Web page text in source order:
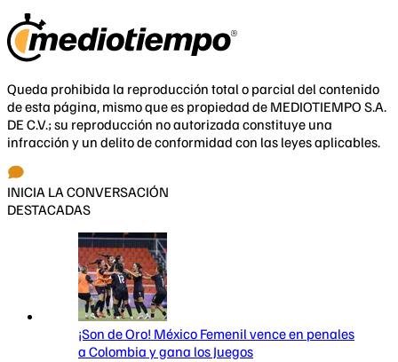
Queda prohibida la reproducción total o parcial del contenido
de esta página, mismo que es propiedad de MEDIOTIEMPO S.A.
DE C.V.; su reproducción no autorizada constituye una
infracción y un delito de conformidad con las leyes aplicables.
INICIA LA CONVERSACIÓN
DESTACADAS
¡Son de Oro! México Femenil vence en penales
a Colombia y gana los Juegos